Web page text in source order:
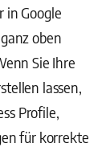
in Google
oben
Sie Ihre
lassen,
Profile,
für korrekte